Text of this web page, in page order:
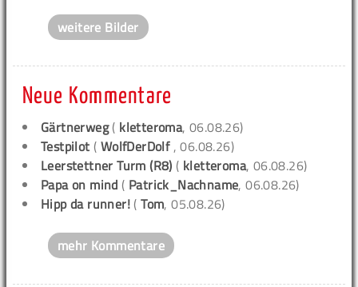
weitere Bilder
Neue Kommentare
Gärtnerweg( kletteroma, 06.08.26)
Testpilot ( WolfDerDolf , 06.08.26)
Leerstettner Turm (R8) ( kletteroma, 06.08.26)
Papa on mind ( Patrick_Nachname, 06.08.26)
Hipp da runner! (Tom, 05.08.26)
mehr Kommentare